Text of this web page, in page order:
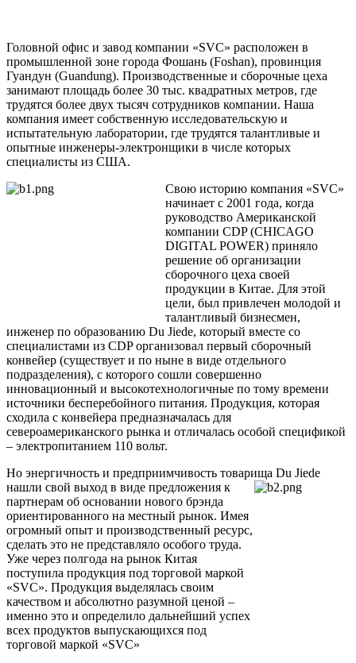
Головной офис и завод компании «SVC» расположен в
промышленной зоне города Фошань (Foshan), провинция
Гуандун (Guandung). Производственные и сборочные цеха
занимают площадь более 30 тыс. квадратных метров, где
трудятся более двух тысяч сотрудников компании. Наша
компания имеет собственную исследовательскую и
испытательную лаборатории, где трудятся талантливые и
опытные инженеры-электронщики в числе которых
специалисты из США.
Свою историю компания «SVC»
начинает с 2001 года, когда
руководство Американской
компании CDP (CHICAGO
DIGITAL POWER) приняло
решение об организации
сборочного цеха своей
продукции в Китае. Для этой
цели, был привлечен молодой и
талантливый бизнесмен,
инженер по образованию Du Jiede, который вместе со
специалистами из CDP организовал первый сборочный
конвейер (существует и по ныне в виде отдельного
подразделения), с которого сошли совершенно
инновационный и высокотехнологичные по тому времени
источники бесперебойного питания. Продукция, которая
сходила с конвейера предназначалась для
североамериканского рынка и отличалась особой спецификой
– электропитанием 110 вольт.
Но энергичность и предприимчивость товарища Du Jiede
нашли свой выход в виде предложения к
партнерам об основании нового брэнда
ориентированного на местный рынок. Имея
огромный опыт и производственный ресурс,
сделать это не представляло особого труда.
Уже через полгода на рынок Китая
поступила продукция под торговой маркой
«SVC». Продукция выделялась своим
качеством и абсолютно разумной ценой –
именно это и определило дальнейший успех
всех продуктов выпускающихся под
торговой маркой «SVC»